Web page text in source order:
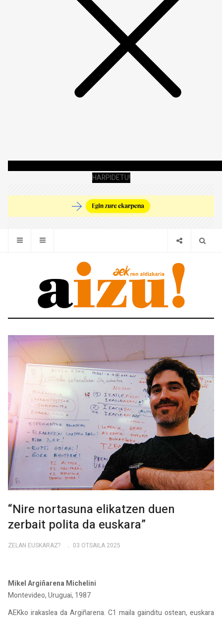
HARPIDETU!
“Nire nortasuna elikatzen duen
zerbait polita da euskara”
ZELAN EUSKARAZ? 03 OTSAILA 2025
Mikel Argiñarena Michelini
Montevideo, Uruguai, 1987
AEKko irakaslea da Argiñarena. C1 maila gainditu ostean, euskara